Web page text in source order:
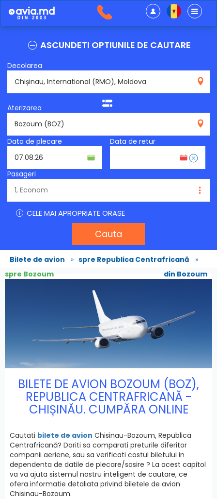
ASCUNDETI OPTIUNILE DE CAUTARE
Decolarea
Aterizarea
Data de plecare
Data de retur
Pasageri
CELE MAI APROPRIATE ORASE
Cauta
Bilete de avion » spre Republica Centrafricană »
spre Bozoum
din Bozoum
BILETE DE AVION BOZOUM (BOZ),
REPUBLICA CENTRAFRICANĂ -
CHIȘINĂU. CUMPĂRA ONLINE
Cautati bilete de avion Chisinau-Bozoum, Republica
Centrafricană? Doriti sa comparati preturile diferitor
companii aeriene, sau sa verificati costul biletului in
dependenta de datile de plecare/sosire ? La acest capitol
va va ajuta sistemul nostru inteligent de cautare, ce
ofera informatie detaliata privind biletele de avion
Chisinau-Bozoum.